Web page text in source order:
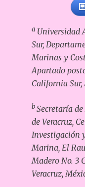
a Universidad
Sur,
Marinas y
Apartado
California Sur,
bSecretaría
de Veracruz,
Investigación
Marina, El
Madero No. 3
Veracruz,